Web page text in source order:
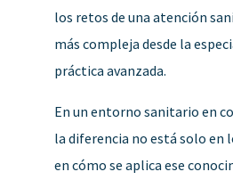
los retos de una atención
más compleja desde la
práctica avanzada.
En un entorno sanitario en
la diferencia no está solo en
en cómo se aplica ese